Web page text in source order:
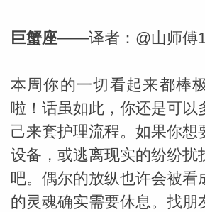
巨蟹座——译者：@山师傅
本周你的一切看起来都棒
啦！话虽如此，你还是可以
己来套护理流程。如果你想
设备，或逃离现实的纷纷扰
吧。偶尔的放纵也许会被看
的灵魂确实需要休息。找朋